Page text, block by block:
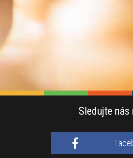
Sledujte nás